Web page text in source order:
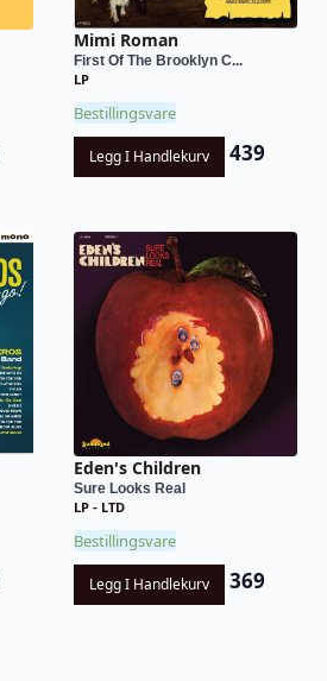
Mimi Roman
First Of The Brooklyn C...
LP
Bestillingsvare
Legg I Handlekurv 439
Eden's Children
Sure Looks Real
LP - LTD
Bestillingsvare
Legg I Handlekurv 369